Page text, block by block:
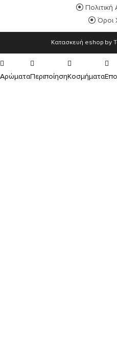
Όροι
Κατασκευή eshop by
ΑρώματαΠεριποίησηΚοσμήματα